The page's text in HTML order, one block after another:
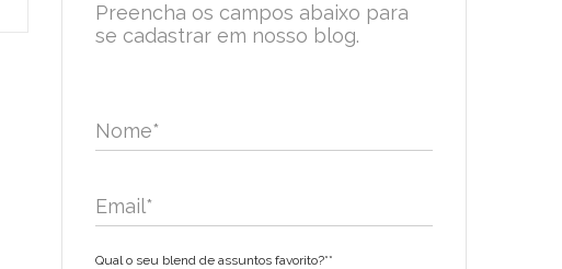
Preencha os campos abaixo para
se cadastrar em nosso blog.
Nome*
Email*
Qual o seu blend de assuntos favorito?**